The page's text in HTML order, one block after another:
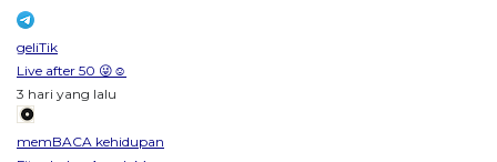
geliTik
Live after 50 😜☺️
3 hari yang lalu
memBACA kehidupan